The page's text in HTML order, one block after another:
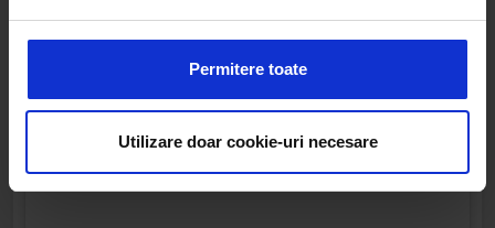
a analiza traficul. De asemenea, le oferim partenerilor de
privire la modul în care folosiți site-ul nostru. Aceștia le
pot combina cu alte informații oferite de dvs. sau culese
Permitere toate
Utilizare doar cookie-uri necesare